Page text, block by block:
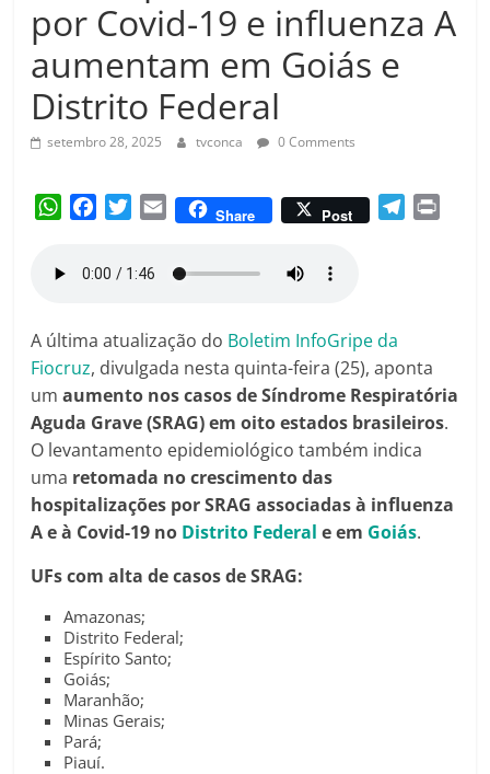
Amorim
por Covid-19 e influenza A
aumentam em Goiás e
Distrito Federal
setembro 28, 2025 tvconca 0 Comments
W
A
p
p
e
o
o
k
t
e
r
E
Share Post
a
m
A última atualização do Boletim InfoGripe da
Fiocruz, divulgada nesta quinta-feira (25), aponta
umaumento nos casos de Síndrome Respiratória
Aguda Grave (SRAG) em oito estados brasileiros.
O levantamento epidemiológico também indica
uma retomada no crescimento das
hospitalizações por SRAG associadas à influenza
A e à Covid-19 no Distrito Federal e em Goiás.
UFs com alta de casos de SRAG:
Amazonas;
Distrito Federal;
Espírito Santo;
Goiás;
Maranhão;
Minas Gerais;
Pará;
Piauí.